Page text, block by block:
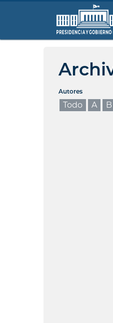
Autores
Todo A B